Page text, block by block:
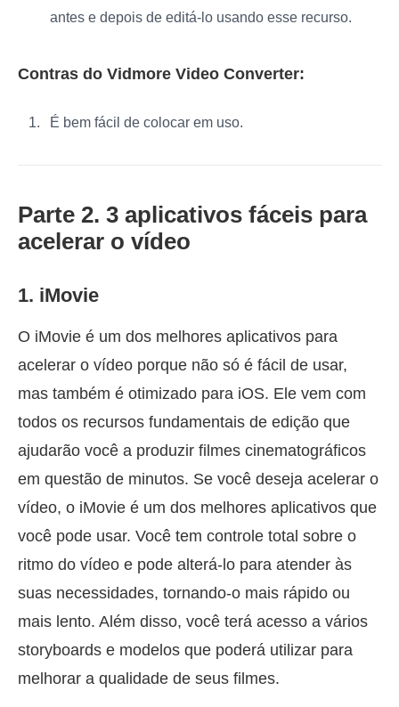
antes e depois de editá-lo usando esse recurso.
Contras do Vidmore Video Converter:
É bem fácil de colocar em uso.
Parte 2. 3 aplicativos fáceis para
acelerar o vídeo
1. iMovie
O iMovie é um dos melhores aplicativos para
acelerar o vídeo porque não só é fácil de usar,
mas também é otimizado para iOS. Ele vem com
todos os recursos fundamentais de edição que
ajudarão você a produzir filmes cinematográficos
em questão de minutos. Se você deseja acelerar o
vídeo, o iMovie é um dos melhores aplicativos que
você pode usar. Você tem controle total sobre o
ritmo do vídeo e pode alterá-lo para atender às
suas necessidades, tornando-o mais rápido ou
mais lento. Além disso, você terá acesso a vários
storyboards e modelos que poderá utilizar para
melhorar a qualidade de seus filmes.